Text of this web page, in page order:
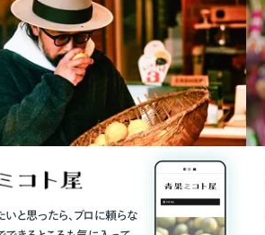
いと思ったら、プロに頼らな